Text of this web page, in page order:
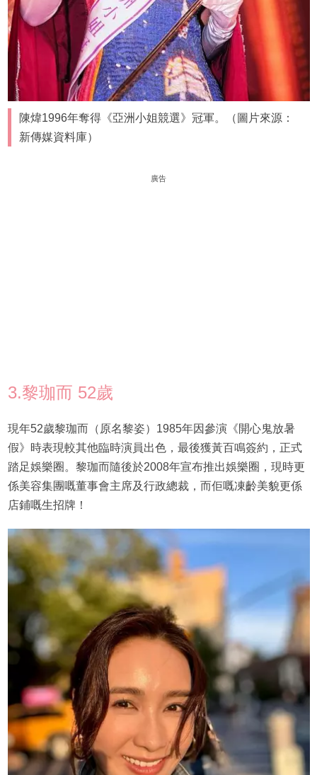
陳煒1996年奪得《亞洲小姐競選》冠軍。（圖片來源：
新傳媒資料庫）
廣告
3.黎珈而 52歲
現年52歲黎珈而（原名黎姿）1985年因參演《開心鬼放暑
假》時表現較其他臨時演員出色，最後獲黃百鳴簽約，正式
踏足娛樂圈。黎珈而隨後於2008年宣布推出娛樂圈，現時更
係美容集團嘅董事會主席及行政總裁，而佢嘅凍齡美貌更係
店鋪嘅生招牌！